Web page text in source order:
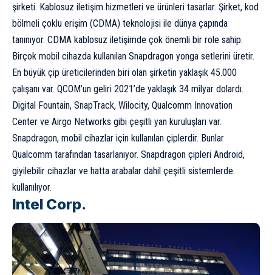
şirketi. Kablosuz iletişim hizmetleri ve ürünleri tasarlar. Şirket, kod
bölmeli çoklu erişim (CDMA) teknolojisi ile dünya çapında
tanınıyor. CDMA kablosuz iletişimde çok önemli bir role sahip.
Birçok mobil cihazda kullanılan Snapdragon yonga setlerini üretir.
En büyük çip üreticilerinden biri olan şirketin yaklaşık 45.000
çalışanı var. QCOM’un geliri 2021’de yaklaşık 34 milyar dolardı.
Digital Fountain, SnapTrack, Wilocity, Qualcomm Innovation
Center ve Airgo Networks gibi çeşitli yan kuruluşları var.
Snapdragon, mobil cihazlar için kullanılan çiplerdir. Bunlar
Qualcomm tarafından tasarlanıyor. Snapdragon çipleri Android,
giyilebilir cihazlar ve hatta arabalar dahil çeşitli sistemlerde
kullanılıyor.
Intel Corp.